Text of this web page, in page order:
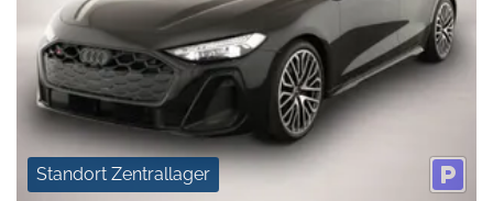
Standort Zentrallager